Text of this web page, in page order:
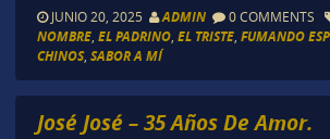
JUNIO 20, 2025 ADMIN 0 COMMENTS
NOMBRE, EL PADRINO, EL TRISTE, FUMANDO
CHINOS, SABOR A MÍ
José José – 35 Años De Amor.